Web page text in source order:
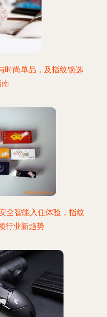
时尚单品，及指纹锁选
南
全智能入住体验，指纹
行业新趋势